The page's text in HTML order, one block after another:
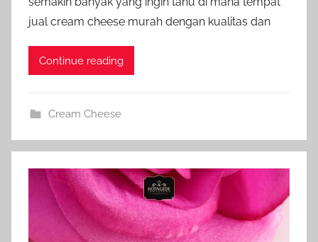
jual cream cheese murah dengan kualitas dan
Continue reading
Cream Cheese